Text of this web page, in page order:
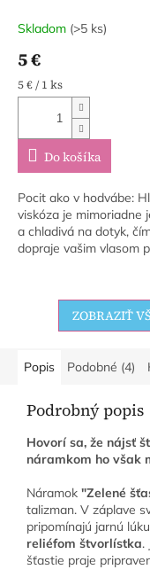
Skladom (>5 ks)
5 €
Jednotková
cena:
5 € / 1 ks
Do košíka
Pocit ako v hodvábe:
viskóza je mimoriadne
a chladivá na dotyk,
dopraje vašim vlasom
Vďaka...
ZOBRAZIŤ
Popis Podobné (4)
Podrobný popis
Hovorí sa, že nájsť
náramkom ho však
Náramok "Zelené
talizman. V záplave
pripomínajú jarnú
reliéfom štvorlístka.
šťastie praje